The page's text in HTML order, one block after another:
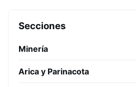
Secciones
Minería
Arica y Parinacota